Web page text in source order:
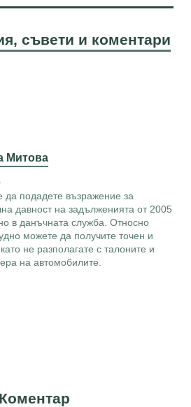
съвети и коментари
Митова
да подадете възражение за
давност на задълженията от 2005
в данъчната служба. Относно
можете да получите точен и
не разполагате с талоните и
на автомобилите.
Коментар